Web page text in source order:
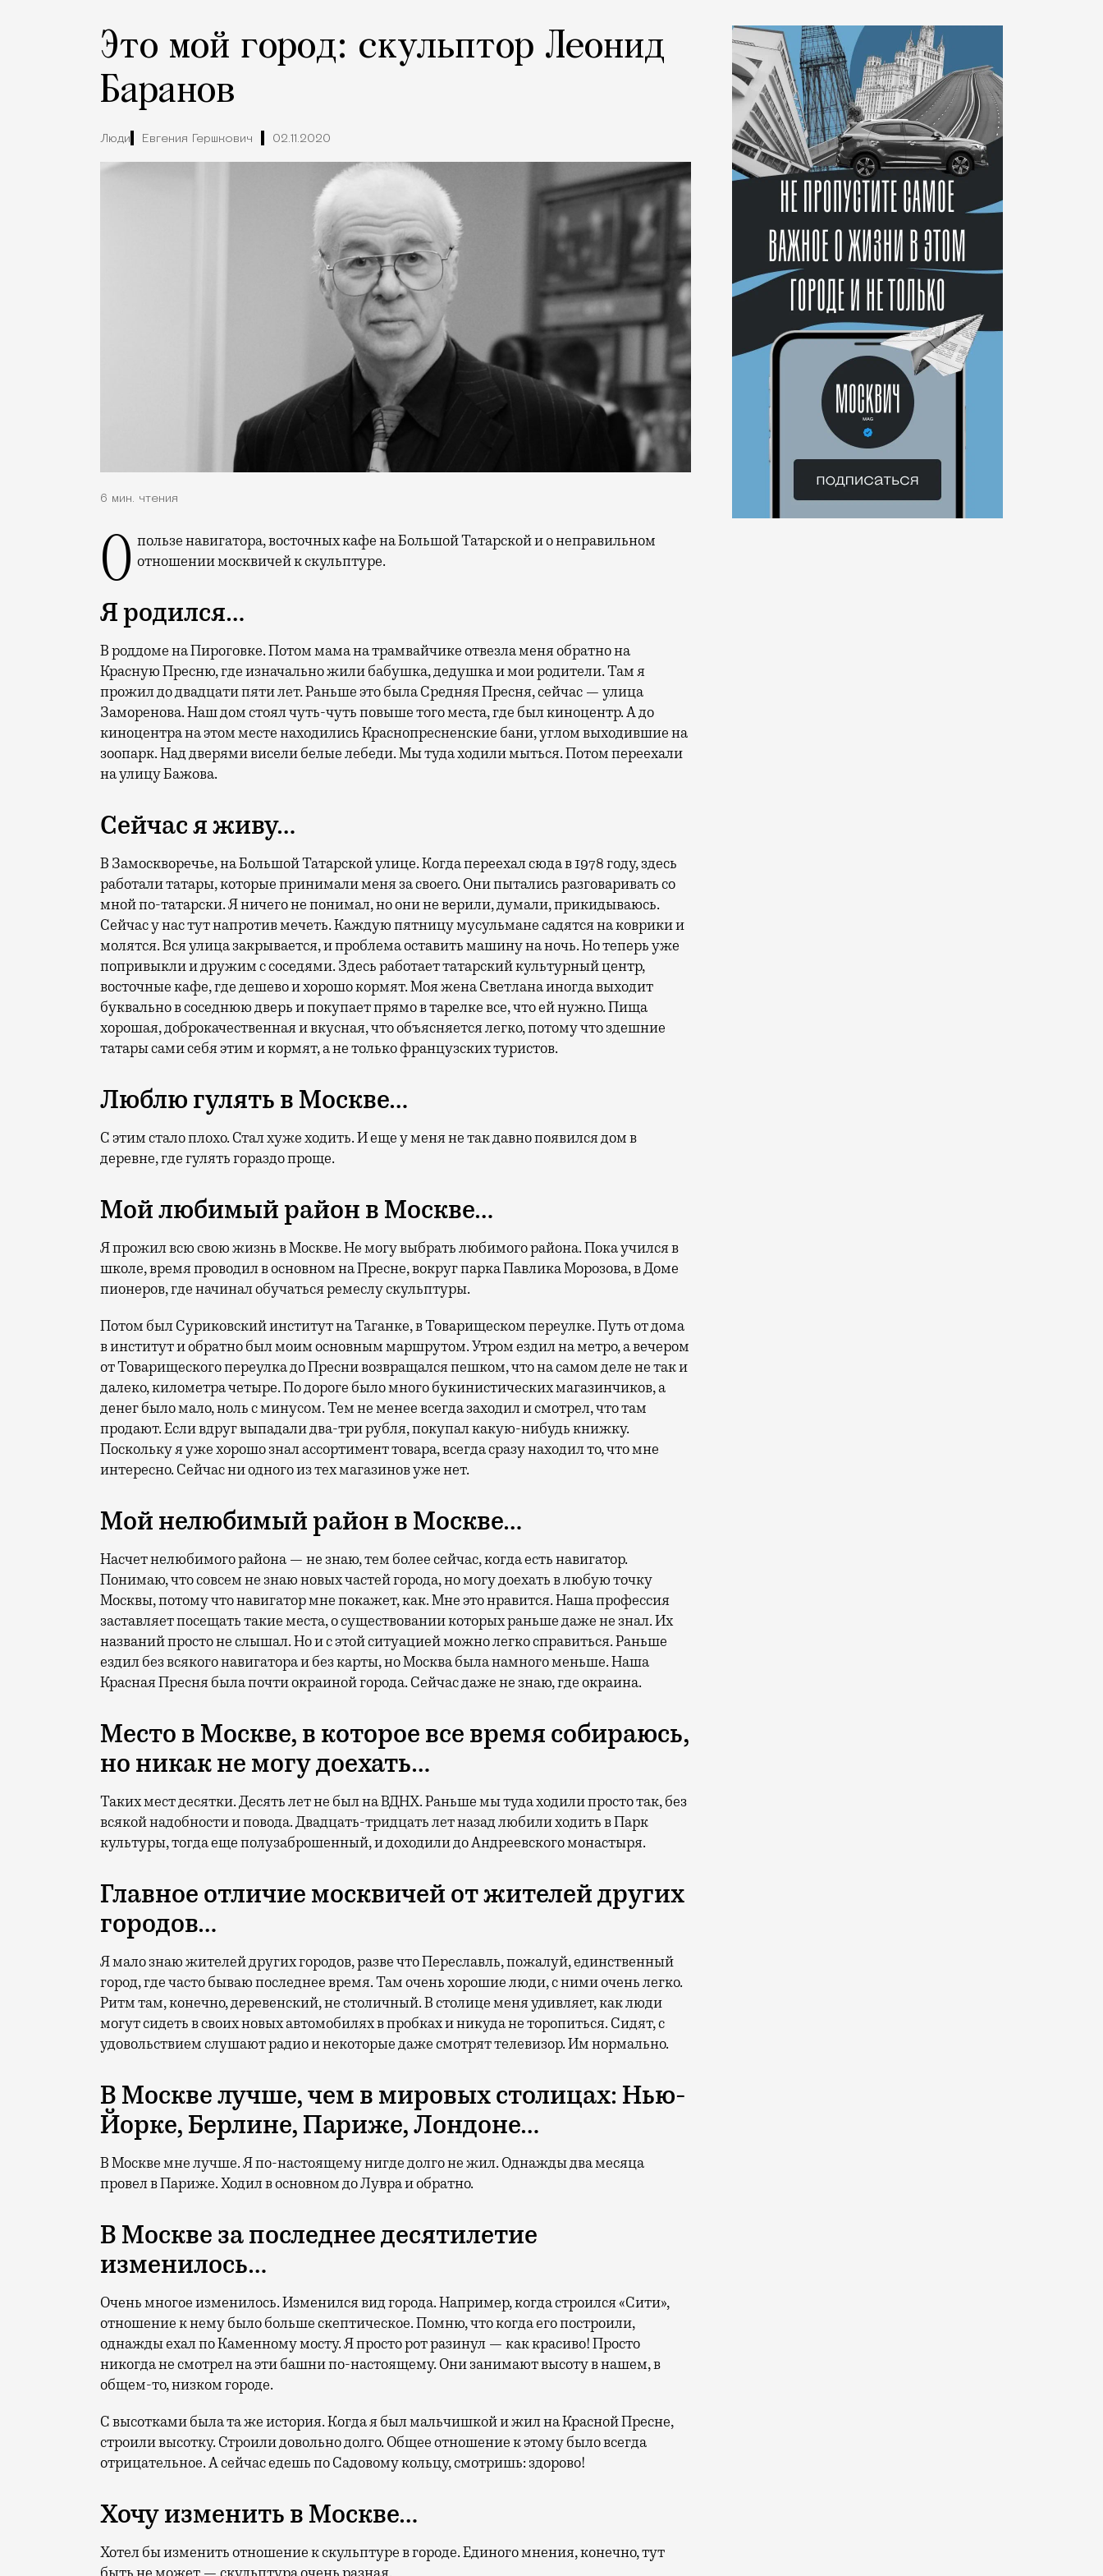
Это мой город: скульптор Леонид
Баранов
Люди Евгения Гершкович 02.11.2020
6 мин. чтения
О пользе навигатора, восточных кафе на Большой Татарской и о неправильном отношении москвичей к скульптуре.
Я родился…
В роддоме на Пироговке. Потом мама на трамвайчике отвезла меня обратно на
Красную Пресню, где изначально жили бабушка, дедушка и мои родители. Там я
прожил до двадцати пяти лет. Раньше это была Средняя Пресня, сейчас — улица
Заморенова. Наш дом стоял чуть-чуть повыше того места, где был киноцентр. А до
киноцентра на этом месте находились Краснопресненские бани, углом выходившие на
зоопарк. Над дверями висели белые лебеди. Мы туда ходили мыться. Потом переехали
на улицу Бажова.
Сейчас я живу…
В Замоскворечье, на Большой Татарской улице. Когда переехал сюда в 1978 году, здесь
работали татары, которые принимали меня за своего. Они пытались разговаривать со
мной по-татарски. Я ничего не понимал, но они не верили, думали, прикидываюсь.
Сейчас у нас тут напротив мечеть. Каждую пятницу мусульмане садятся на коврики и
молятся. Вся улица закрывается, и проблема оставить машину на ночь. Но теперь уже
попривыкли и дружим с соседями. Здесь работает татарский культурный центр,
восточные кафе, где дешево и хорошо кормят. Моя жена Светлана иногда выходит
буквально в соседнюю дверь и покупает прямо в тарелке все, что ей нужно. Пища
хорошая, доброкачественная и вкусная, что объясняется легко, потому что здешние
татары сами себя этим и кормят, а не только французских туристов.
Люблю гулять в Москве…
С этим стало плохо. Стал хуже ходить. И еще у меня не так давно появился дом в
деревне, где гулять гораздо проще.
Мой любимый район в Москве…
Я прожил всю свою жизнь в Москве. Не могу выбрать любимого района. Пока учился в
школе, время проводил в основном на Пресне, вокруг парка Павлика Морозова, в Доме
пионеров, где начинал обучаться ремеслу скульптуры.
Потом был Суриковский институт на Таганке, в Товарищеском переулке. Путь от дома
в институт и обратно был моим основным маршрутом. Утром ездил на метро, а вечером
от Товарищеского переулка до Пресни возвращался пешком, что на самом деле не так и
далеко, километра четыре. По дороге было много букинистических магазинчиков, а
денег было мало, ноль с минусом. Тем не менее всегда заходил и смотрел, что там
продают. Если вдруг выпадали два-три рубля, покупал какую-нибудь книжку.
Поскольку я уже хорошо знал ассортимент товара, всегда сразу находил то, что мне
интересно. Сейчас ни одного из тех магазинов уже нет.
Мой нелюбимый район в Москве…
Насчет нелюбимого района — не знаю, тем более сейчас, когда есть навигатор.
Понимаю, что совсем не знаю новых частей города, но могу доехать в любую точку
Москвы, потому что навигатор мне покажет, как. Мне это нравится. Наша профессия
заставляет посещать такие места, о существовании которых раньше даже не знал. Их
названий просто не слышал. Но и с этой ситуацией можно легко справиться. Раньше
ездил без всякого навигатора и без карты, но Москва была намного меньше. Наша
Красная Пресня была почти окраиной города. Сейчас даже не знаю, где окраина.
Место в Москве, в которое все время собираюсь,
но никак не могу доехать…
Таких мест десятки. Десять лет не был на ВДНХ. Раньше мы туда ходили просто так, без
всякой надобности и повода. Двадцать-тридцать лет назад любили ходить в Парк
культуры, тогда еще полузаброшенный, и доходили до Андреевского монастыря.
Главное отличие москвичей от жителей других
городов…
Я мало знаю жителей других городов, разве что Переславль, пожалуй, единственный
город, где часто бываю последнее время. Там очень хорошие люди, с ними очень легко.
Ритм там, конечно, деревенский, не столичный. В столице меня удивляет, как люди
могут сидеть в своих новых автомобилях в пробках и никуда не торопиться. Сидят, с
удовольствием слушают радио и некоторые даже смотрят телевизор. Им нормально.
В Москве лучше, чем в мировых столицах: Нью-
Йорке, Берлине, Париже, Лондоне…
В Москве мне лучше. Я по-настоящему нигде долго не жил. Однажды два месяца
провел в Париже. Ходил в основном до Лувра и обратно.
В Москве за последнее десятилетие
изменилось…
Очень многое изменилось. Изменился вид города. Например, когда строился «Сити»,
отношение к нему было больше скептическое. Помню, что когда его построили,
однажды ехал по Каменному мосту. Я просто рот разинул — как красиво! Просто
никогда не смотрел на эти башни по-настоящему. Они занимают высоту в нашем, в
общем-то, низком городе.
С высотками была та же история. Когда я был мальчишкой и жил на Красной Пресне,
строили высотку. Строили довольно долго. Общее отношение к этому было всегда
отрицательное. А сейчас едешь по Садовому кольцу, смотришь: здорово!
Хочу изменить в Москве…
Хотел бы изменить отношение к скульптуре в городе. Единого мнения, конечно, тут